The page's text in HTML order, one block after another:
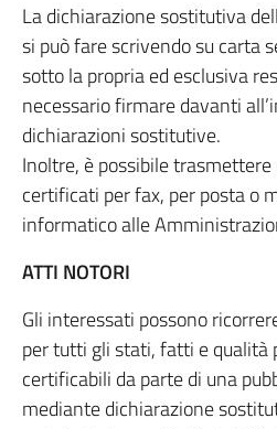
La dichiarazione sostitutiva
si può fare scrivendo su carta
sotto la propria ed esclusiva
necessario firmare davanti
dichiarazioni sostitutive.
Inoltre, è possibile
certificati per fax, per posta o
informatico alle
ATTI NOTORI
Gli interessati possono
per tutti gli stati, fatti e qualità
certificabili da parte di una
mediante dichiarazione